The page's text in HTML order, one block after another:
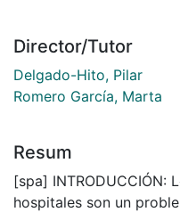
Director/Tutor
Delgado-Hito, Pilar
Romero García, Marta
Resum
[spa] INTRODUCCIÓN:
hospitales son un